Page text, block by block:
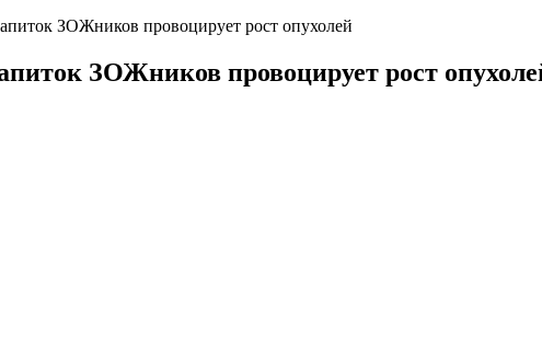
ЗОЖников провоцирует рост опухолей
ЗОЖников провоцирует рост